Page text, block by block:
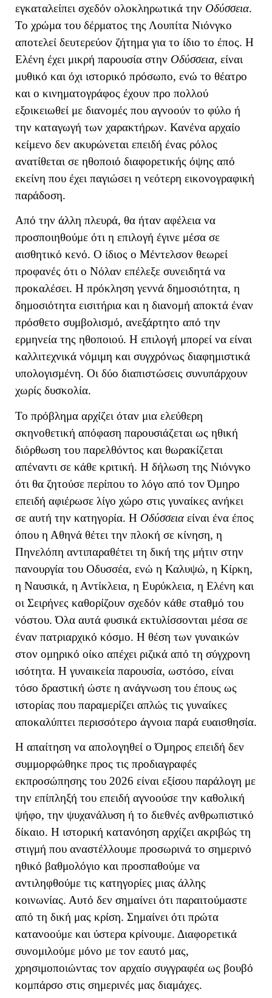
εγκαταλείπει σχεδόν ολοκληρωτικά την Οδύσσεια.
Το χρώμα του δέρματος της Λουπίτα Νιόνγκο
αποτελεί δευτερεύον ζήτημα για το ίδιο το έπος. Η
Ελένη έχει μικρή παρουσία στην Οδύσσεια, είναι
μυθικό και όχι ιστορικό πρόσωπο, ενώ το θέατρο
και ο κινηματογράφος έχουν προ πολλού
εξοικειωθεί με διανομές που αγνοούν το φύλο ή
την καταγωγή των χαρακτήρων. Κανένα αρχαίο
κείμενο δεν ακυρώνεται επειδή ένας ρόλος
ανατίθεται σε ηθοποιό διαφορετικής όψης από
εκείνη που έχει παγιώσει η νεότερη εικονογραφική
παράδοση.
Από την άλλη πλευρά, θα ήταν αφέλεια να
προσποιηθούμε ότι η επιλογή έγινε μέσα σε
αισθητικό κενό. Ο ίδιος ο Μέντελσον θεωρεί
προφανές ότι ο Νόλαν επέλεξε συνειδητά να
προκαλέσει. Η πρόκληση γεννά δημοσιότητα, η
δημοσιότητα εισιτήρια και η διανομή αποκτά έναν
πρόσθετο συμβολισμό, ανεξάρτητο από την
ερμηνεία της ηθοποιού. Η επιλογή μπορεί να είναι
καλλιτεχνικά νόμιμη και συγχρόνως διαφημιστικά
υπολογισμένη. Οι δύο διαπιστώσεις συνυπάρχουν
χωρίς δυσκολία.
Το πρόβλημα αρχίζει όταν μια ελεύθερη
σκηνοθετική απόφαση παρουσιάζεται ως ηθική
διόρθωση του παρελθόντος και θωρακίζεται
απέναντι σε κάθε κριτική. Η δήλωση της Νιόνγκο
ότι θα ζητούσε περίπου το λόγο από τον Όμηρο
επειδή αφιέρωσε λίγο χώρο στις γυναίκες ανήκει
σε αυτή την κατηγορία. Η Οδύσσειαείναι ένα έπος
όπου η Αθηνά θέτει την πλοκή σε κίνηση, η
Πηνελόπη αντιπαραθέτει τη δική της μήτιν στην
πανουργία του Οδυσσέα, ενώ η Καλυψώ, η Κίρκη,
η Ναυσικά, η Αντίκλεια, η Ευρύκλεια, η Ελένη και
οι Σειρήνες καθορίζουν σχεδόν κάθε σταθμό του
νόστου. Όλα αυτά φυσικά εκτυλίσσονται μέσα σε
έναν πατριαρχικό κόσμο. Η θέση των γυναικών
στον ομηρικό οίκο απέχει ριζικά από τη σύγχρονη
ισότητα. Η γυναικεία παρουσία, ωστόσο, είναι
τόσο δραστική ώστε η ανάγνωση του έπους ως
ιστορίας που παραμερίζει απλώς τις γυναίκες
αποκαλύπτει περισσότερο άγνοια παρά ευαισθησία.
Η απαίτηση να απολογηθεί ο Όμηρος επειδή δεν
συμμορφώθηκε προς τις προδιαγραφές
εκπροσώπησης του 2026 είναι εξίσου παράλογη με
την επίπληξή του επειδή αγνοούσε την καθολική
ψήφο, την ψυχανάλυση ή το διεθνές ανθρωπιστικό
δίκαιο. Η ιστορική κατανόηση αρχίζει ακριβώς τη
στιγμή που αναστέλλουμε προσωρινά το σημερινό
ηθικό βαθμολόγιο και προσπαθούμε να
αντιληφθούμε τις κατηγορίες μιας άλλης
κοινωνίας. Αυτό δεν σημαίνει ότι παραιτούμαστε
από τη δική μας κρίση. Σημαίνει ότι πρώτα
κατανοούμε και ύστερα κρίνουμε. Διαφορετικά
συνομιλούμε μόνο με τον εαυτό μας,
χρησιμοποιώντας τον αρχαίο συγγραφέα ως βουβό
κομπάρσο στις σημερινές μας διαμάχες.